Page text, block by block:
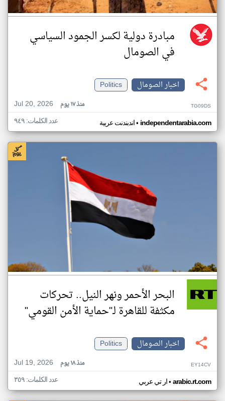
مبادرة دولية لكسر الجمود السياسي
في الصومال
اخبار الصومال
Politics
Jul 20, 2026
منذ ١٧ يوم TG09DS
اندبندنت عربية• independentarabia.com عدد الكلمات: ٩٤٩
البحر الأحمر ونهر النيل.. تحركات
مكثفة للقاهرة لـ"حماية الأمن القومي"
اخبار الصومال
Politics
Jul 19, 2026
منذ ١٨ يوم EY14CV
ار تي عربي• arabic.rt.com عدد الكلمات: ٣٥٩